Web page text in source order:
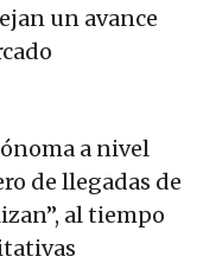
un avance
a nivel
de llegadas de
al tiempo